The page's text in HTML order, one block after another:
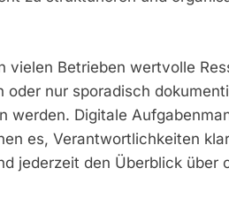
vielen Betrieben wertvolle
nur sporadisch
werden. Digitale
es, Verantwortlichkeiten
jederzeit den Überblick über